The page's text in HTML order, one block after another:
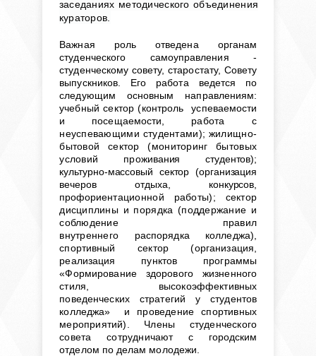
заседаниях методического объединения
кураторов.
Важная роль отведена органам
студенческого самоуправления -
студенческому совету, старостату, Совету
выпускников. Его работа ведется по
следующим основным направлениям:
учебный сектор (контроль успеваемости
и посещаемости, работа с
неуспевающими студентами); жилищно-
бытовой сектор (мониторинг бытовых
условий проживания студентов);
культурно-массовый сектор (организация
вечеров отдыха, конкурсов,
профориентационной работы); сектор
дисциплины и порядка (поддержание и
соблюдение правил
внутреннего распорядка колледжа),
спортивный сектор (организация,
реализация пунктов программы
«Формирование здорового жизненного
стиля, высокоэффективных
поведенческих стратегий у студентов
колледжа»
и проведение спортивных
мероприятий). Члены студенческого
совета сотрудничают с городским
отделом по делам молодежи.